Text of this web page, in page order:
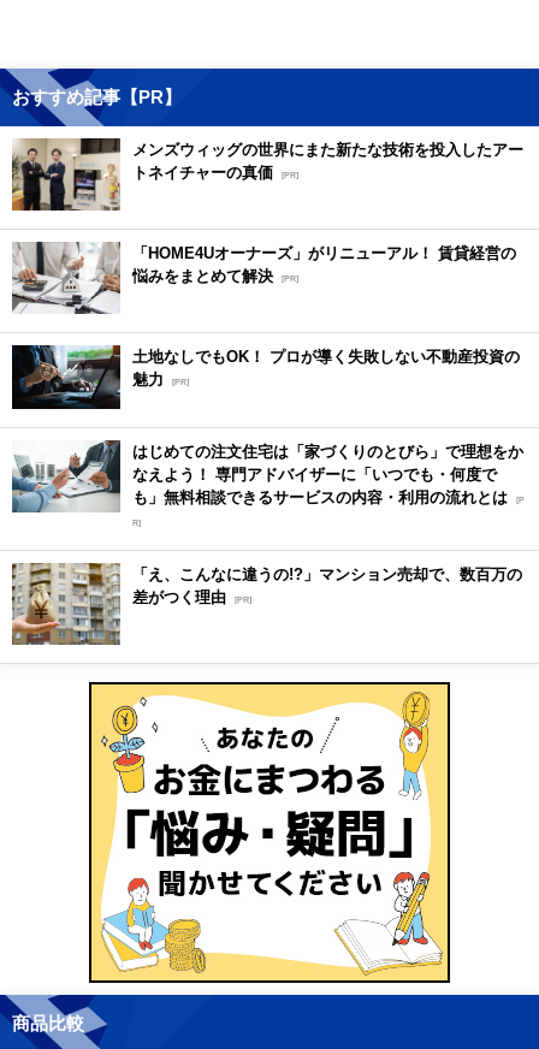
おすすめ記事【PR】
メンズウィッグの世界にまた新たな技術を投入したアー
トネイチャーの真価
[PR]
「HOME4Uオーナーズ」がリニューアル！ 賃貸経営の
悩みをまとめて解決 [PR]
土地なしでもOK！ プロが導く失敗しない不動産投資の
魅力
[PR]
はじめての注文住宅は「家づくりのとびら」で理想をか
なえよう！ 専門アドバイザーに「いつでも・何度で
も」無料相談できるサービスの内容・利用の流れとは [P
R]
「え、こんなに違うの!?」マンション売却で、数百万の
差がつく理由 [PR]
商品比較